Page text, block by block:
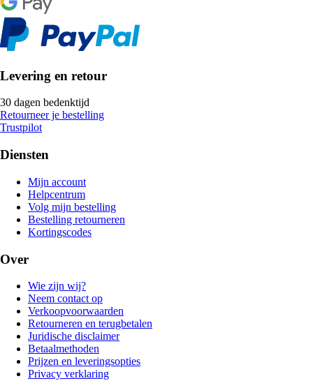
Levering en retour
30 dagen bedenktijd
Retourneer je bestelling
Trustpilot
Diensten
Mijn account
Helpcentrum
Volg mijn bestelling
Bestelling retourneren
Kortingscodes
Over
Wie zijn wij?
Neem contact op
Verkoopvoorwaarden
Retourneren en terugbetalen
Juridische disclaimer
Betaalmethoden
Prijzen en leveringsopties
Privacy verklaring